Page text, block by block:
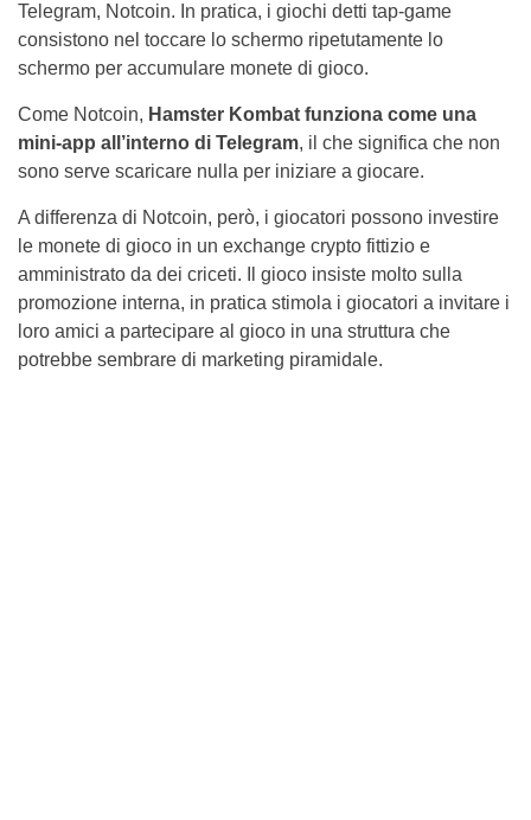
Telegram, Notcoin. In pratica, i giochi detti tap-game
consistono nel toccare lo schermo ripetutamente lo
schermo per accumulare monete di gioco.
Come Notcoin, Hamster Kombat funziona come una
mini-app all’interno di Telegram, il che significa che non
sono serve scaricare nulla per iniziare a giocare.
A differenza di Notcoin, però, i giocatori possono investire
le monete di gioco in un exchange crypto fittizio e
amministrato da dei criceti. Il gioco insiste molto sulla
promozione interna, in pratica stimola i giocatori a invitare i
loro amici a partecipare al gioco in una struttura che
potrebbe sembrare di marketing piramidale.